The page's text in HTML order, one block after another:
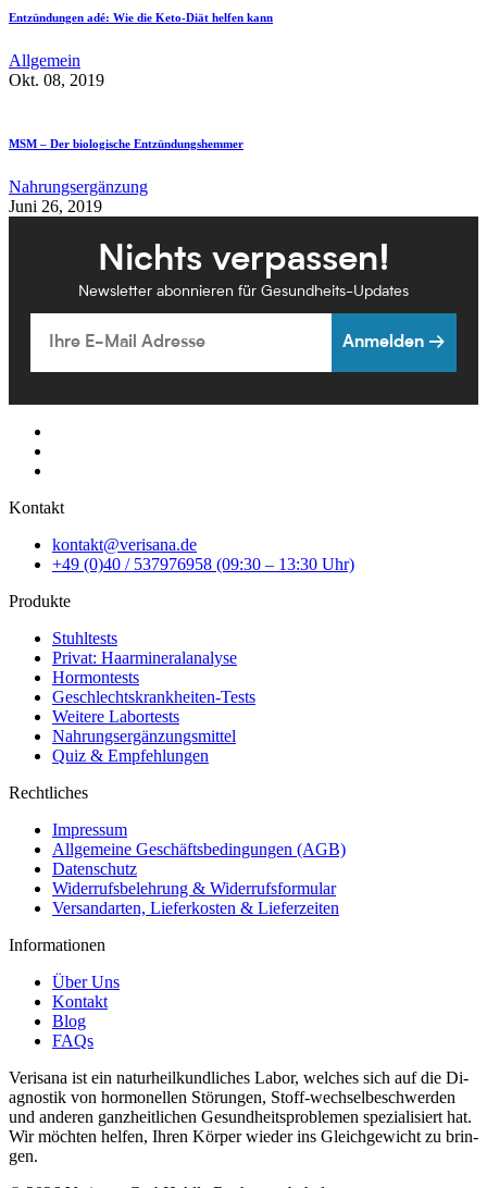
Entzündungen adé: Wie die Keto-Diät helfen kann
Allgemein
Okt. 08, 2019
MSM – Der biologische Entzündungshemmer
Nahrungsergänzung
Juni 26, 2019
Nichts verpassen!
Newsletter abonnieren für Gesundheits-Updates
Anmelden →
Kontakt
kontakt@verisana.de
+49 (0)40 / 537976958 (09:30 – 13:30 Uhr)
Produkte
Stuhltests
Privat: Haarmineralanalyse
Hormontests
Geschlechtskrankheiten-Tests
Weitere Labortests
Nahrungsergänzungsmittel
Quiz & Empfehlungen
Rechtliches
Impressum
Allgemeine Geschäftsbedingungen (AGB)
Datenschutz
Widerrufsbelehrung & Widerrufsformular
Versandarten, Lieferkosten & Lieferzeiten
Informationen
Über Uns
Kontakt
Blog
FAQs
Verisana ist ein naturheilkundliches La­bor, welches sich auf die Di­
ag­nos­tik von hor­monellen Störun­gen, Stof­f-wech­selbeschw­er­den
und an­deren ganzheitlichen Gesund­heit­sprob­le­men spezial­isiert hat.
Wir möchten helfen, Ihren Kör­per wieder ins Gle­ichgewicht zu brin­
gen.